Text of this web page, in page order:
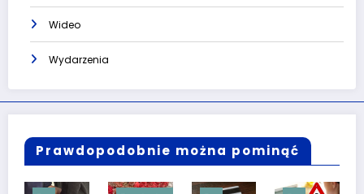
Wideo
Wydarzenia
Prawdopodobnie można pominąć